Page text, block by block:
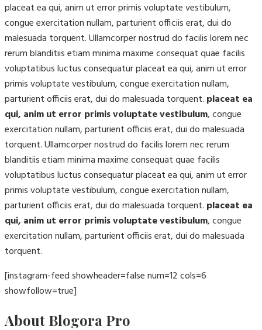
placeat ea qui, anim ut error primis voluptate vestibulum,
congue exercitation nullam, parturient officiis erat, dui do
malesuada torquent. Ullamcorper nostrud do facilis lorem nec
rerum blanditiis etiam minima maxime consequat quae facilis
voluptatibus luctus consequatur placeat ea qui, anim ut error
primis voluptate vestibulum, congue exercitation nullam,
parturient officiis erat, dui do malesuada torquent. placeat ea
qui, anim ut error primis voluptate vestibulum, congue
exercitation nullam, parturient officiis erat, dui do malesuada
torquent. Ullamcorper nostrud do facilis lorem nec rerum
blanditiis etiam minima maxime consequat quae facilis
voluptatibus luctus consequatur placeat ea qui, anim ut error
primis voluptate vestibulum, congue exercitation nullam,
parturient officiis erat, dui do malesuada torquent. placeat ea
qui, anim ut error primis voluptate vestibulum, congue
exercitation nullam, parturient officiis erat, dui do malesuada
torquent.
[instagram-feed showheader=false num=12 cols=6
showfollow=true]
About Blogora Pro